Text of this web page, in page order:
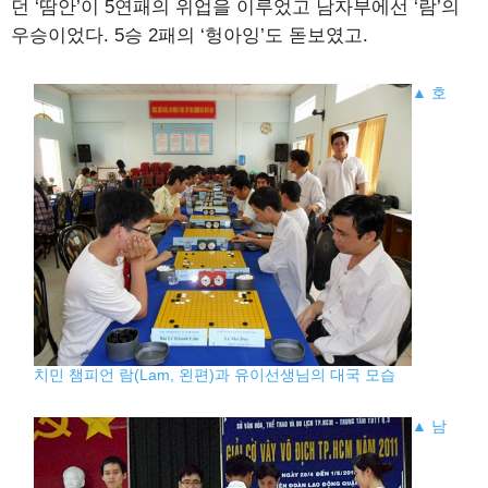
던 ‘땀안’이 5연패의 위업을 이루었고 남자부에선 ‘람’의
우승이었다. 5승 2패의 ‘헝아잉’도 돋보였고.
▲ 호
치민 챔피언 람(Lam, 왼편)과 유이선생님의 대국 모습
▲ 남